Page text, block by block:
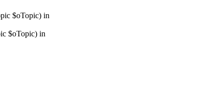
$oTopic) in
$oTopic) in